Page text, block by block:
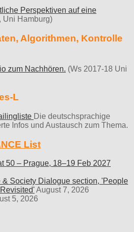
Perspektiven auf eine
Uni Hamburg)
Algorithmen, Kontrolle
zum Nachhören. (Ws 2017-18 Uni
L
Die deutschsprachige
Infos und Austausch zum Thema.
List
50 – Prague, 18–19 Feb 2027
Society Dialogue section, 'People
August 7, 2026
5, 2026